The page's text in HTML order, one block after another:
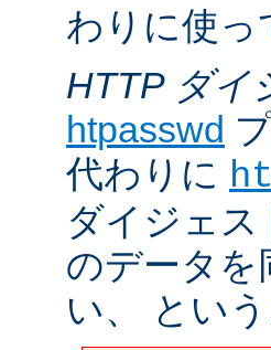
わりに使っ
HTTP ダイ
htpasswd
代わりに
ダイジェ
のデータを
い、 とい